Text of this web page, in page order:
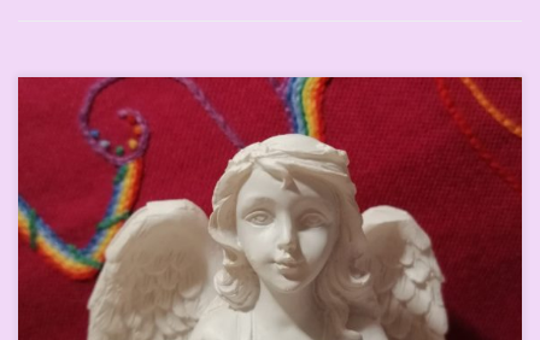
J’écris ceci à tous ceux qui voudront bien entendre. Je vous le
dis avec le cœur pur Amour. Je vous le dis pour que vous le
lisiez encore et encore. Je vous le dis pour que vous ayez la foi
enfin en cela qui est. Toute vie est précieuse sur […]